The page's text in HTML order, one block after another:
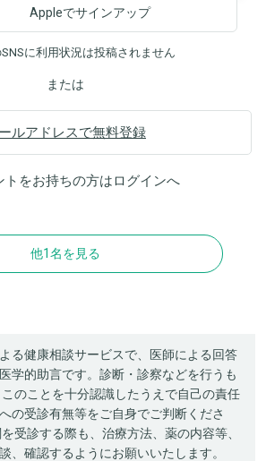
。
Appleでサインアップ
に利用状況は投稿されません
または
ルアドレスで無料登録
トをお持ちの方はログインへ
他1名を見る
る健康相談サービスで、医師による回答
学的助言です。診断・診察などを行うも
のことを十分認識したうえで自己の責任
の受診有無等をご自身でご判断くださ
受診する際も、治療方法、薬の内容等、
、確認するようにお願いいたします。